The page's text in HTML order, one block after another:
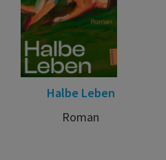
Halbe Leben
Roman